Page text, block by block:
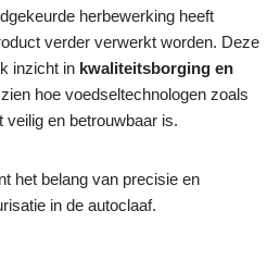
herbewerking heeft
verder verwerkt worden. Deze
inzicht in kwaliteitsborging en
hoe voedseltechnologen zoals
en betrouwbaar is.
het belang van precisie en
in de autoclaaf.